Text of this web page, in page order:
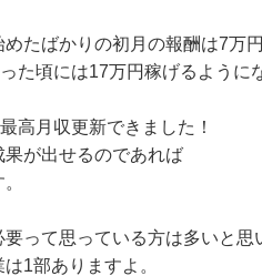
たばかりの初月の報酬は7万円
た頃には17万円稼げるように
高月収更新できました！
が出せるのであれば
って思っている方は多いと思
1部ありますよ。